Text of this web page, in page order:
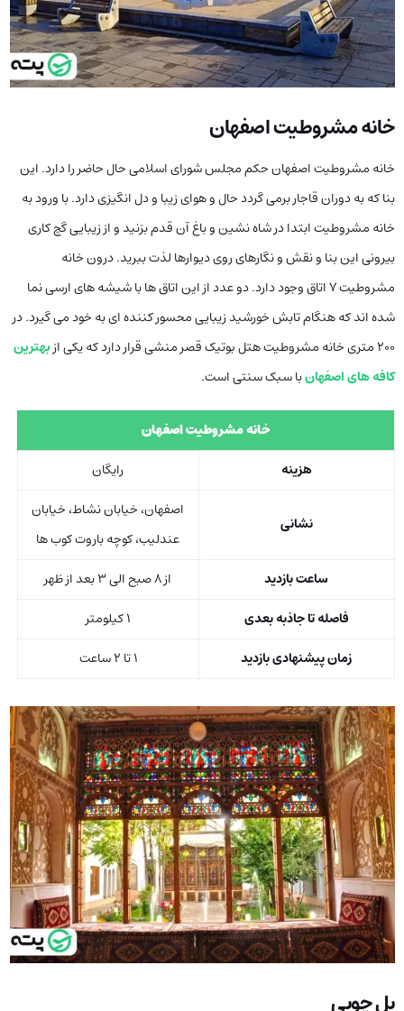
خانه مشروطیت اصفهان
خانه مشروطیت اصفهان حکم مجلس شورای اسلامی حال حاضر را دارد. این
بنا که به دوران قاجار برمی گردد حال و هوای زیبا و دل انگیزی دارد. با ورود به
خانه مشروطیت ابتدا در شاه نشین و باغ آن قدم بزنید و از زیبایی گچ کاری
بیرونی این بنا و نقش و نگارهای روی دیوارها لذت ببرید. درون خانه
مشروطیت 7 اتاق وجود دارد. دو عدد از این اتاق ها با شیشه های ارسی نما
شده اند که هنگام تابش خورشید زیبایی محسور کننده ای به خود می گیرد. در
۲۰۰ متری خانه مشروطیت هتل بوتیک قصر منشی قرار دارد که یکی از
بهترین
کافه های اصفهانبا سبک سنتی است.
خانه مشروطیت اصفهان
هزینه
رایگان
نشانی
اصفهان، خیابان نشاط، خیابان
عندلیب، کوچه باروت کوب ها
ساعت بازدید
از ۸ صبح الی ۳ بعد از ظهر
فاصله تا جاذبه بعدی
۱ کیلومتر
زمان پیشنهادی بازدید
۱ تا ۲ ساعت
پل چوبی